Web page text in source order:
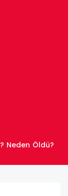
Neden Öldü?